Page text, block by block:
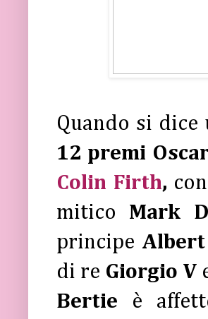
Quando si
12 premi
Colin Firth,
mitico Mark
principe
di re Giorgio V
Bertie è